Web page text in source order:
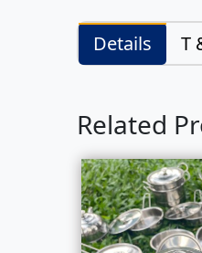
Details T
Related